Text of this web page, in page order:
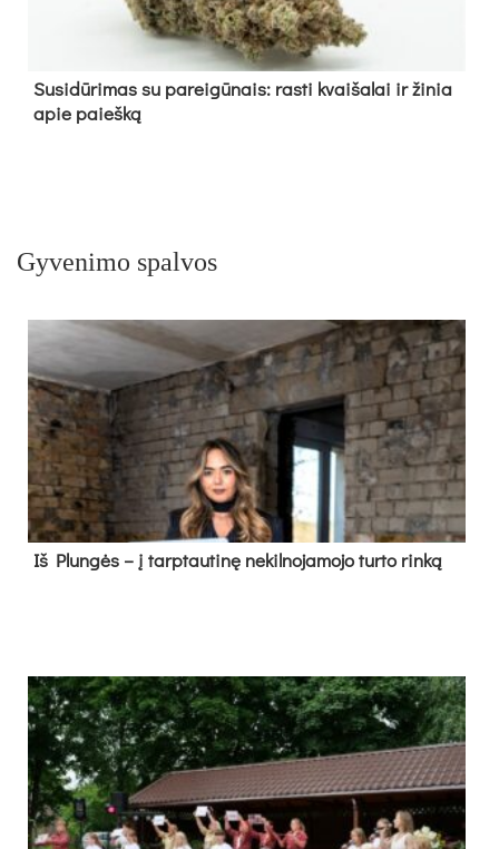
Su­si­dū­ri­mas su pa­rei­gū­nais: ras­ti kvai­ša­lai ir ži­nia
apie paieš­ką
Gyvenimo spalvos
Iš Plungės – į tarptautinę nekilnojamojo turto rinką